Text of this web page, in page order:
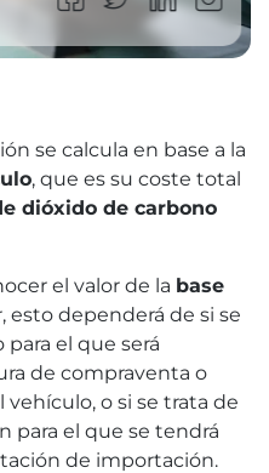
se calcula en base a la
, que es su coste total
dióxido de carbono
el valor de la base
esto dependerá de si se
el que será
de compraventa o
o si se trata de
para el que se tendrá
de importación.